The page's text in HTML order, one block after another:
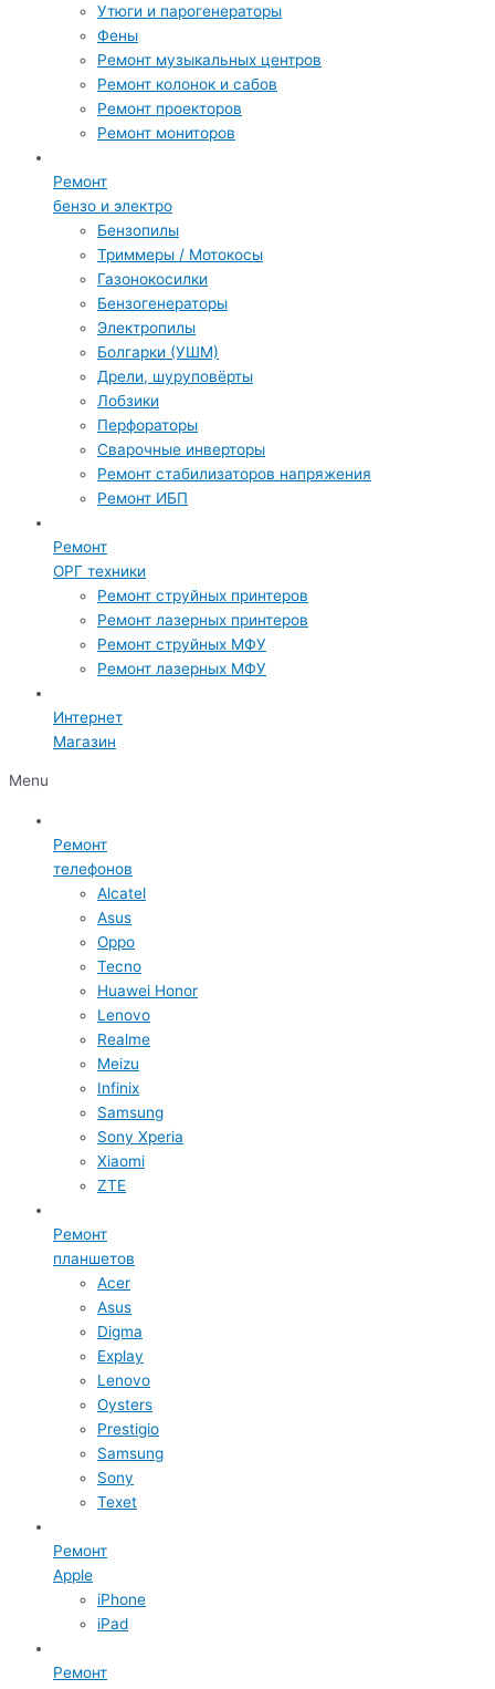
Утюги и парогенераторы
Фены
Ремонт музыкальных центров
Ремонт колонок и сабов
Ремонт проекторов
Ремонт мониторов
Ремонт
бензо и электро
Бензопилы
Триммеры / Мотокосы
Газонокосилки
Бензогенераторы
Электропилы
Болгарки (УШМ)
Дрели, шуруповёрты
Лобзики
Перфораторы
Сварочные инверторы
Ремонт стабилизаторов напряжения
Ремонт ИБП
Ремонт
ОРГ техники
Ремонт струйных принтеров
Ремонт лазерных принтеров
Ремонт струйных МФУ
Ремонт лазерных МФУ
Интернет
Магазин
Menu
Ремонт
телефонов
Alcatel
Asus
Oppo
Tecno
Huawei Honor
Lenovo
Realme
Meizu
Infinix
Samsung
Sony Xperia
Xiaomi
ZTE
Ремонт
планшетов
Acer
Asus
Digma
Explay
Lenovo
Oysters
Prestigio
Samsung
Sony
Texet
Ремонт
Apple
iPhone
iPad
Ремонт